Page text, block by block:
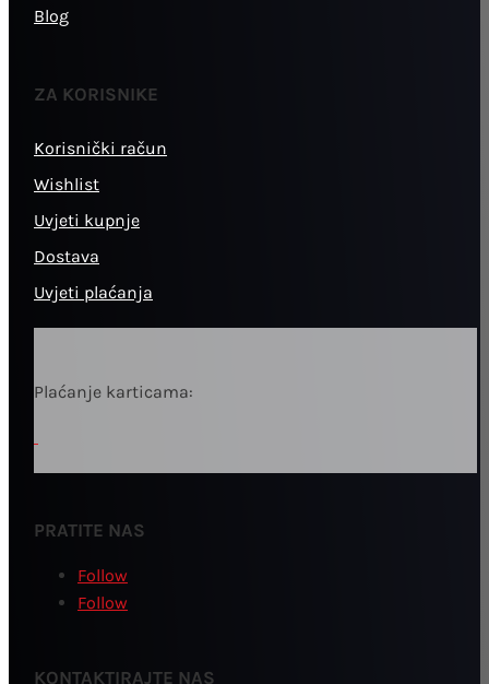
Blog
ZA KORISNIKE
Korisnički račun
Wishlist
Uvjeti kupnje
Dostava
Uvjeti plaćanja
Plaćanje karticama:
PRATITE NAS
Follow
Follow
KONTAKTIRAJTE NAS